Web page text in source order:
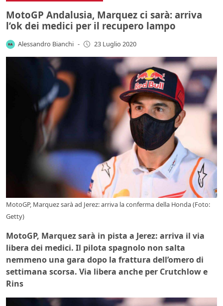
MotoGP Andalusia, Marquez ci sarà: arriva
l’ok dei medici per il recupero lampo
Alessandro Bianchi - 23 Luglio 2020
MotoGP, Marquez sarà ad Jerez: arriva la conferma della Honda (Foto:
Getty)
MotoGP, Marquez sarà in pista a Jerez: arriva il via
libera dei medici. Il pilota spagnolo non salta
nemmeno una gara dopo la frattura dell’omero di
settimana scorsa. Via libera anche per Crutchlow e
Rins